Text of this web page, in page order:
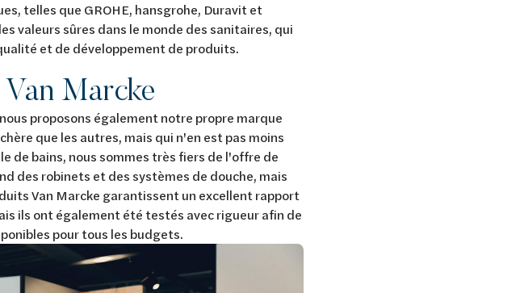
telles que GROHE, hansgrohe, Duravit et
valeurs sûres dans le monde des sanitaires, qui
et de développement de produits.
Marcke
proposons également notre propre marque
que les autres, mais qui n'en est pas moins
de bains, nous sommes très fiers de l'offre de
des robinets et des systèmes de douche, mais
Van Marcke garantissent un excellent rapport
ils ont également été testés avec rigueur afin de
pour tous les budgets.